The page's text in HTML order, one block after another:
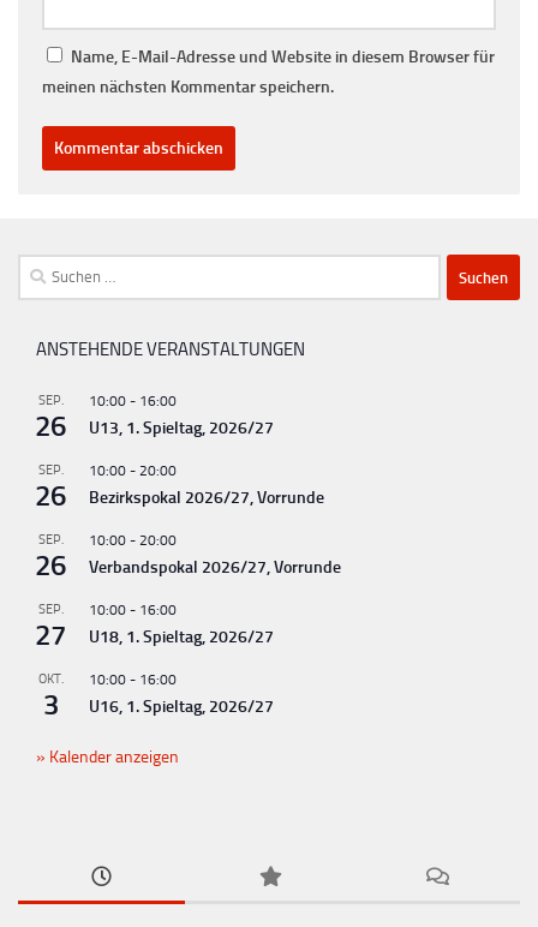
Name, E-Mail-Adresse und Website in diesem Browser für
meinen nächsten Kommentar speichern.
Suchen
nach:
ANSTEHENDE VERANSTALTUNGEN
SEP.
26
10:00 - 16:00
U13, 1. Spieltag, 2026/27
SEP.
26
10:00 - 20:00
Bezirkspokal 2026/27, Vorrunde
SEP.
26
10:00 - 20:00
Verbandspokal 2026/27, Vorrunde
SEP.
27
10:00 - 16:00
U18, 1. Spieltag, 2026/27
OKT.
3
10:00 - 16:00
U16, 1. Spieltag, 2026/27
Kalender anzeigen